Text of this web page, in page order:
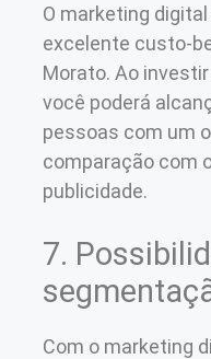
O marketing
excelente custo-
Morato. Ao
você poderá
pessoas com um
comparação com
publicidade.
7.
Com o marketing